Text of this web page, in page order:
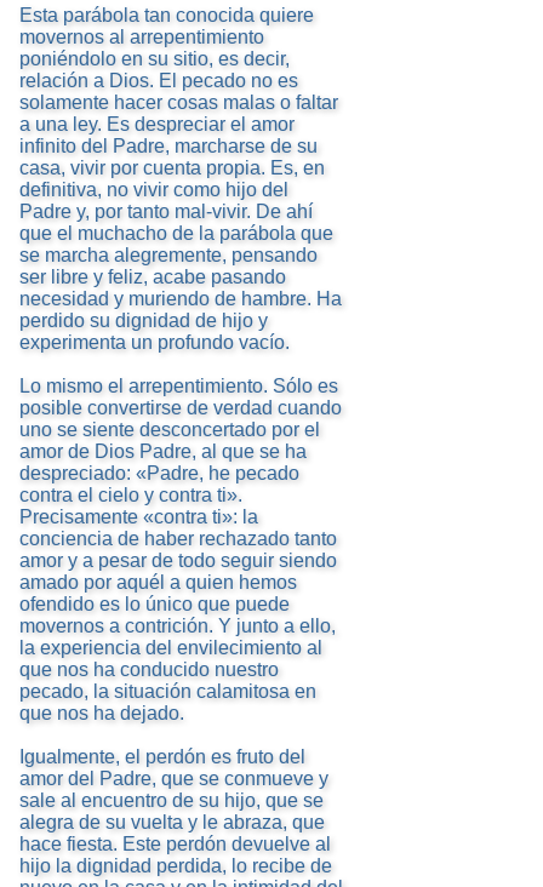
Esta parábola tan conocida quiere
movernos al arrepentimiento
poniéndolo en su sitio, es decir,
relación a Dios. El pecado no es
solamente hacer cosas malas o faltar
a una ley. Es despreciar el amor
infinito del Padre, marcharse de su
casa, vivir por cuenta propia. Es, en
definitiva, no vivir como hijo del
Padre y, por tanto mal-vivir. De ahí
que el muchacho de la parábola que
se marcha alegremente, pensando
ser libre y feliz, acabe pasando
necesidad y muriendo de hambre. Ha
perdido su dignidad de hijo y
experimenta un profundo vacío.
Lo mismo el arrepentimiento. Sólo es
posible convertirse de verdad cuando
uno se siente desconcertado por el
amor de Dios Padre, al que se ha
despreciado: «Padre, he pecado
contra el cielo y contra ti».
Precisamente «contra ti»: la
conciencia de haber rechazado tanto
amor y a pesar de todo seguir siendo
amado por aquél a quien hemos
ofendido es lo único que puede
movernos a contrición. Y junto a ello,
la experiencia del envilecimiento al
que nos ha conducido nuestro
pecado, la situación calamitosa en
que nos ha dejado.
Igualmente, el perdón es fruto del
amor del Padre, que se conmueve y
sale al encuentro de su hijo, que se
alegra de su vuelta y le abraza, que
hace fiesta. Este perdón devuelve al
hijo la dignidad perdida, lo recibe de